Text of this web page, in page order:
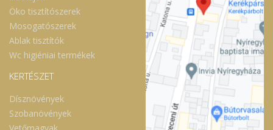
Öko tisztítószerek
Mosogatószerek
Ablak tisztítók
Wc higiéniai termékek
KERTÉSZET
Dísznövények
Szobanövények